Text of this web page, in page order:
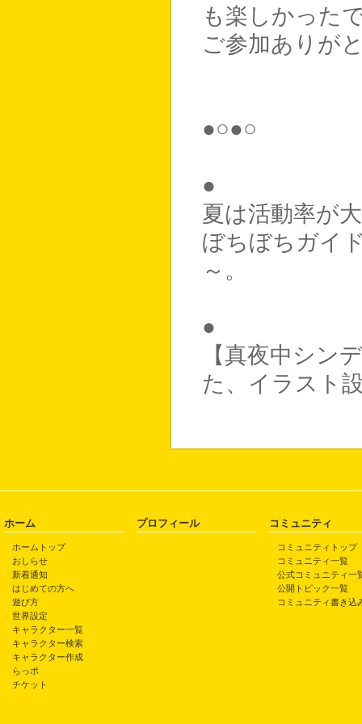
も楽しかった
ご参加ありが
●○●○
●
夏は活動率が
ぼちぼちガイ
～。
●
【真夜中シン
た、イラスト
ホーム
ホームトップ
おしらせ
新着通知
はじめての方へ
遊び方
世界設定
キャラクター一覧
キャラクター検索
キャラクター作成
らっポ
チケット
プロフィール コミュニティ
コミュニティトップ
コミュニティ一覧
公式コミュニティ一
公開トピック一覧
コミュニティ書き込